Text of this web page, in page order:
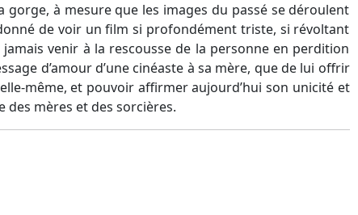
à mesure que les images du passé se déroulent
de voir un film si profondément triste, si révoltant
venir à la rescousse de la personne en perdition
d’amour d’une cinéaste à sa mère, que de lui offrir
même, et pouvoir affirmer aujourd’hui son unicité et
mères et des sorcières.